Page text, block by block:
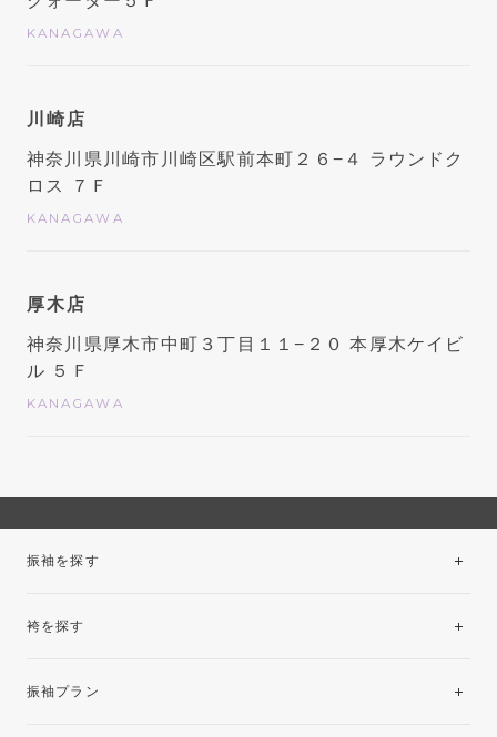
KANAGAWA
川崎店
神奈川県川崎市川崎区駅前本町２６−４ ラウンドク
ロス ７Ｆ
KANAGAWA
厚木店
神奈川県厚木市中町３丁目１１−２０ 本厚木ケイビ
ル ５Ｆ
KANAGAWA
振袖を探す
袴を探す
振袖プラン